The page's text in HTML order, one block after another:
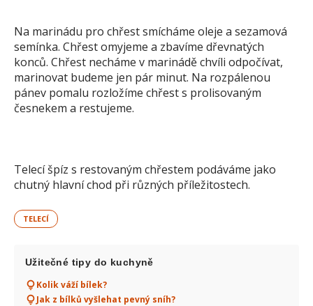
Na marinádu pro chřest smícháme oleje a sezamová
semínka. Chřest omyjeme a zbavíme dřevnatých
konců. Chřest necháme v marinádě chvíli odpočívat,
marinovat budeme jen pár minut. Na rozpálenou
pánev pomalu rozložíme chřest s prolisovaným
česnekem a restujeme.
Telecí špíz s restovaným chřestem podáváme jako
chutný hlavní chod při různých příležitostech.
TELECÍ
Užitečné tipy do kuchyně
Kolik váží bílek?
Jak z bílků vyšlehat pevný sníh?